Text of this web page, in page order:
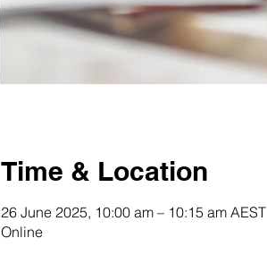
Time & Location
26 June 2025, 10:00 am – 10:15 am AEST
Online